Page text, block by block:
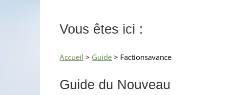
Vous êtes ici :
Accueil > Guide > Factionsavance
Guide du Nouveau